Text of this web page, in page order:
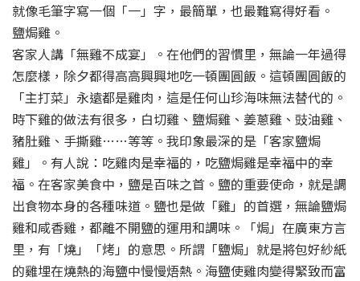
就像毛筆字寫一個「一」字，最簡單，也最難寫得好看。
鹽焗雞。
客家人講「無雞不成宴」。在他們的習慣里，無論一年過得
怎麼樣，除夕都得高高興興地吃一頓團圓飯。這頓團圓飯的
「主打菜」永遠都是雞肉，這是任何山珍海味無法替代的。
時下雞的做法有很多，白切雞、鹽焗雞、姜蔥雞、豉油雞、
豬肚雞、手撕雞……等等。我印象最深的是「客家鹽焗
雞」。有人說：吃雞肉是幸福的，吃鹽焗雞是幸福中的幸
福。在客家美食中，鹽是百味之首。鹽的重要使命，就是調
出食物本身的各種味道。鹽也是做「雞」的首選，無論鹽焗
雞和咸香雞，都離不開鹽的運用和調味。「焗」在廣東方言
里，有「燒」「烤」的意思。所謂「鹽焗」就是將包好紗紙
的雞埋在燒熱的海鹽中慢慢焐熱。海鹽使雞肉變得緊致而富